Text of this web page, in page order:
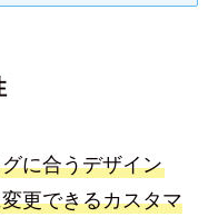
に合うデザイン
更できるカスタマ